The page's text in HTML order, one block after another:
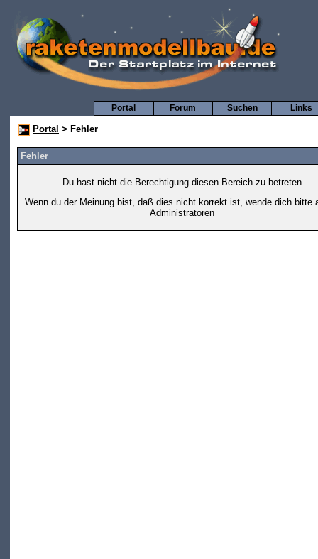
Links
Suchen
Forum
Portal
Portal > Fehler
Fehler
Du hast nicht die Berechtigung diesen Bereich zu betreten
Wenn du der Meinung bist, daß dies nicht korrekt ist, wende dich bitte
Administratoren